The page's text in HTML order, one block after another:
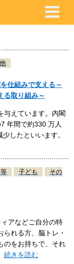
仕組みで支える～
る取り組み～
与えています。内閣
年間で約330 万人
したといいます。
子ども
その
アなどご自分の特
れる方、脳トレ・
のをお持ちで、それ
続きを読む